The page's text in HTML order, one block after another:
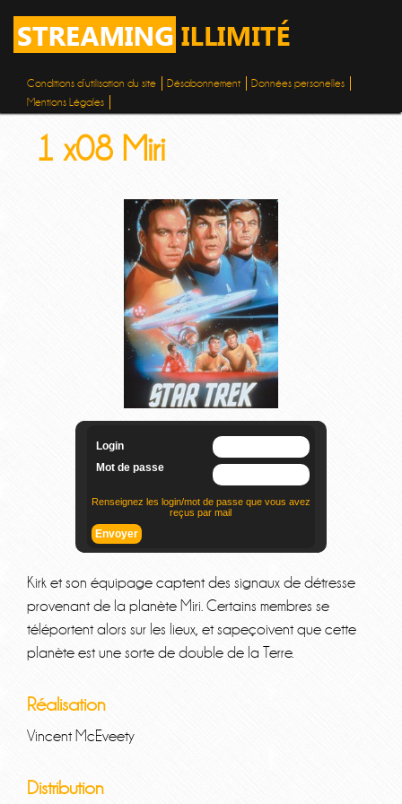
Conditions d’utilisation du site Désabonnement
Données personelles
Mentions Légales
1 x08 Miri
Kirk et son équipage captent des signaux de détresse
provenant de la planète Miri. Certains membres se
téléportent alors sur les lieux, et sapeçoivent que cette
planète est une sorte de double de la Terre.
Réalisation
Vincent McEveety
Distribution